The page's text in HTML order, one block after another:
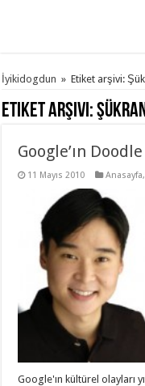
İyikidogdun » Etiket arşivi:
Etiket arşivi:
Google’ın
11 Mayıs 2010 Anasayfa,
Google'ın kültürel olayları